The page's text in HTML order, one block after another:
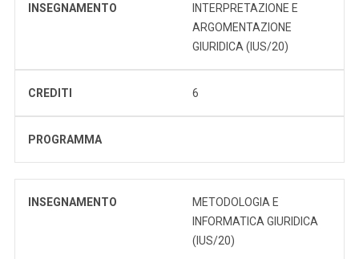
INSEGNAMENTO
INTERPRETAZIONE E
ARGOMENTAZIONE
GIURIDICA (IUS/20)
CREDITI 6
PROGRAMMA
INSEGNAMENTO
METODOLOGIA E
INFORMATICA GIURIDICA
(IUS/20)